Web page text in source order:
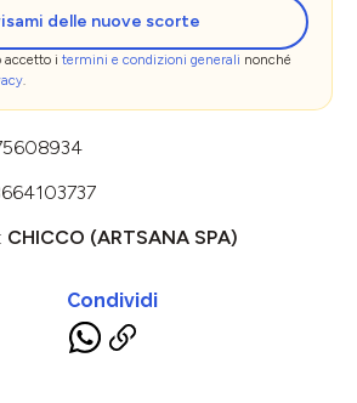
delle nuove scorte
accetto i termini e condizioni generali nonché
.
CHICCO (ARTSANA SPA)
Condividi